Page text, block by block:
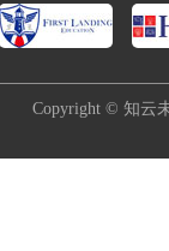
Copyright © 知云